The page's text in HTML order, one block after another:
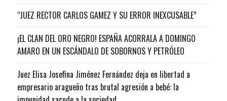
“JUEZ RECTOR CARLOS GAMEZ Y SU ERROR INEXCUSABLE”
¡EL CLAN DEL ORO NEGRO! ESPAÑA ACORRALA A DOMINGO
AMARO EN UN ESCÁNDALO DE SOBORNOS Y PETRÓLEO
Juez Elisa Josefina Jiménez Fernández deja en libertad a
empresario aragueño tras brutal agresión a bebé: la